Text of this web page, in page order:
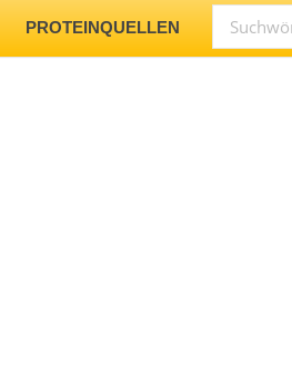
PROTEINQUELLEN